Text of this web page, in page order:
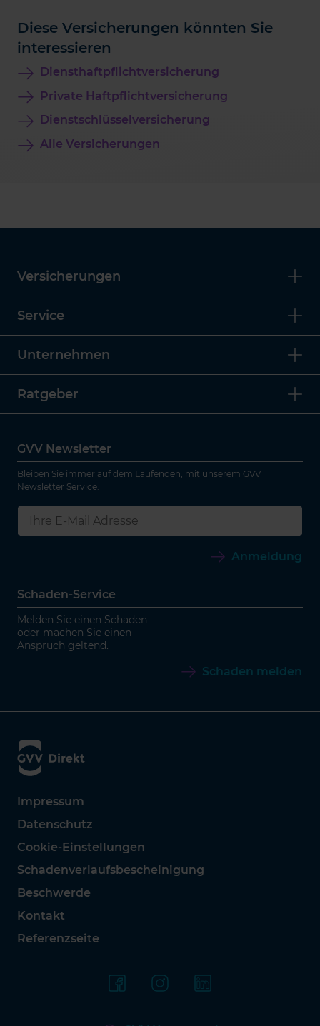
Diese Versicherungen könnten Sie
interessieren
Diensthaftpflichtversicherung
Private Haftpflichtversicherung
Dienstschlüsselversicherung
Alle Versicherungen
Versicherungen
Service
Unternehmen
Ratgeber
GVV Newsletter
Bleiben Sie immer auf dem Laufenden, mit unserem GVV
Newsletter Service.
Anmeldung
Schaden-Service
Melden Sie einen Schaden
oder machen Sie einen
Anspruch geltend.
Schaden melden
Impressum
Datenschutz
Cookie-Einstellungen
Schadenverlaufsbescheinigung
Beschwerde
Kontakt
Referenzseite